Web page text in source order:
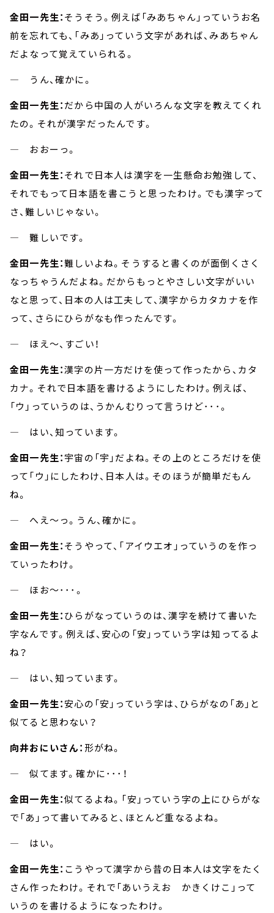
金田一先生：そうそう。例えば「みあちゃん」っていうお名
前を忘れても、「みあ」っていう文字があれば、みあちゃん
だよなって覚えていられる。
― うん、確かに。
金田一先生：だから中国の人がいろんな文字を教えてくれ
たの。それが漢字だったんです。
― おおーっ。
金田一先生：それで日本人は漢字を一生懸命お勉強して、
それでもって日本語を書こうと思ったわけ。でも漢字って
さ、難しいじゃない。
― 難しいです。
金田一先生：難しいよね。そうすると書くのが面倒くさく
なっちゃうんだよね。だからもっとやさしい文字がいい
なと思って、日本の人は工夫して、漢字からカタカナを作
って、さらにひらがなも作ったんです。
― ほえ～、すごい！
金田一先生：漢字の片一方だけを使って作ったから、カタ
カナ。それで日本語を書けるようにしたわけ。例えば、
「ウ」っていうのは、うかんむりって言うけど･･･。
― はい、知っています。
金田一先生：宇宙の「宇」だよね。その上のところだけを使
って「ウ」にしたわけ、日本人は。そのほうが簡単だもん
ね。
― へえ～っ。うん、確かに。
金田一先生：そうやって、「アイウエオ」っていうのを作っ
ていったわけ。
― ほお～･･･。
金田一先生：ひらがなっていうのは、漢字を続けて書いた
字なんです。例えば、安心の「安」っていう字は知ってるよ
ね？
― はい、知っています。
金田一先生：安心の「安」っていう字は、ひらがなの「あ」と
似てると思わない？
向井おにいさん： 形がね。
― 似てます。確かに･･･！
金田一先生：似てるよね。「安」っていう字の上にひらがな
で「あ」って書いてみると、ほとんど重なるよね。
― はい。
金田一先生： こうやって漢字から昔の日本人は文字をたく
さん作ったわけ。それで「あいうえお かきくけこ」って
いうのを書けるようになったわけ。